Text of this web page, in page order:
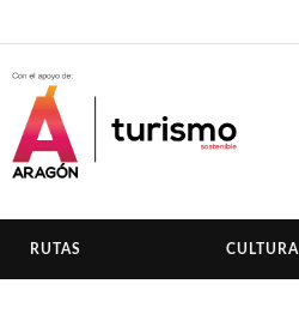
RUTAS CULTURA